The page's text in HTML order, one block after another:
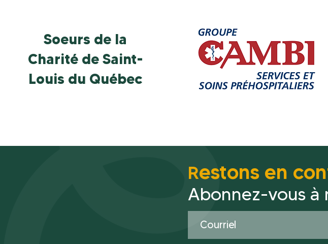
Soeurs de la
Charité de Saint-
Louis du Québec
Restons en
Abonnez-vous